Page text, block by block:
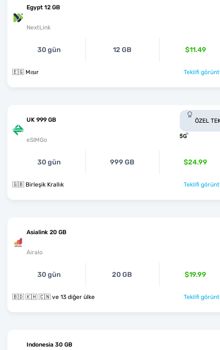
Egypt 12 GB
NextLink
30 gün 12 GB $11.49
🇪🇬 Mısır Teklifi
UK 999 GB
eSIMGo
ÖZEL
30 gün 999 GB $24.99
🇬🇧 Birleşik Krallık Teklifi
Asialink 20 GB
Airalo
30 gün 20 GB $19.99
🇧🇩 🇰🇭 🇨🇳 ve 13 diğer ülke Teklifi
Indonesia 30 GB